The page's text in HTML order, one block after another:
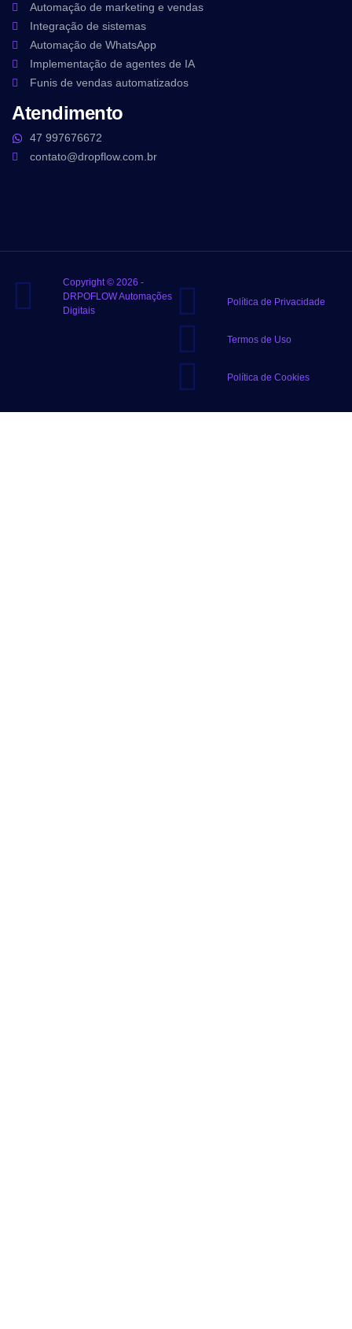
Automação de marketing e vendas
Integração de sistemas
Automação de WhatsApp
Implementação de agentes de IA
Funis de vendas automatizados
Atendimento
47 997676672
contato@dropflow.com.br
Copyright © 2026 -
DRPOFLOW Automações
Digitais
Política de Privacidade
Termos de Uso
Política de Cookies